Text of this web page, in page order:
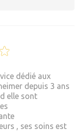
dédié aux
depuis 3 ans
elle sont
, ses soins est